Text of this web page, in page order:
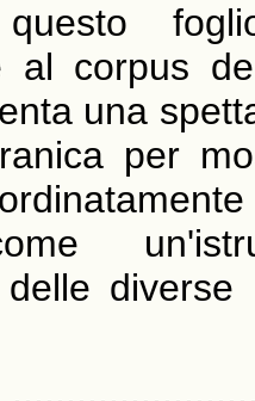
al corpus
una
per
delle